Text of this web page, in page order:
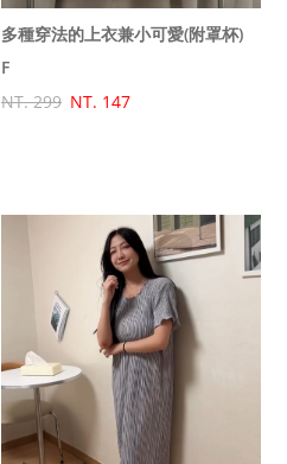
多種穿法的上衣兼小可愛(附罩杯)
F
NT. 299 NT. 147